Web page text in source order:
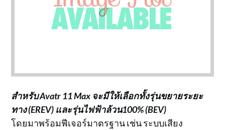
สำหรับ Avatr 11 Max จะมีให้เลือกทั้งรุ่นขยายระยะ
ทาง (EREV) และรุ่นไฟฟ้าล้วน100% (BEV)
โดยมาพร้อมฟีเจอร์มาตรฐาน เช่น ระบบเสียง